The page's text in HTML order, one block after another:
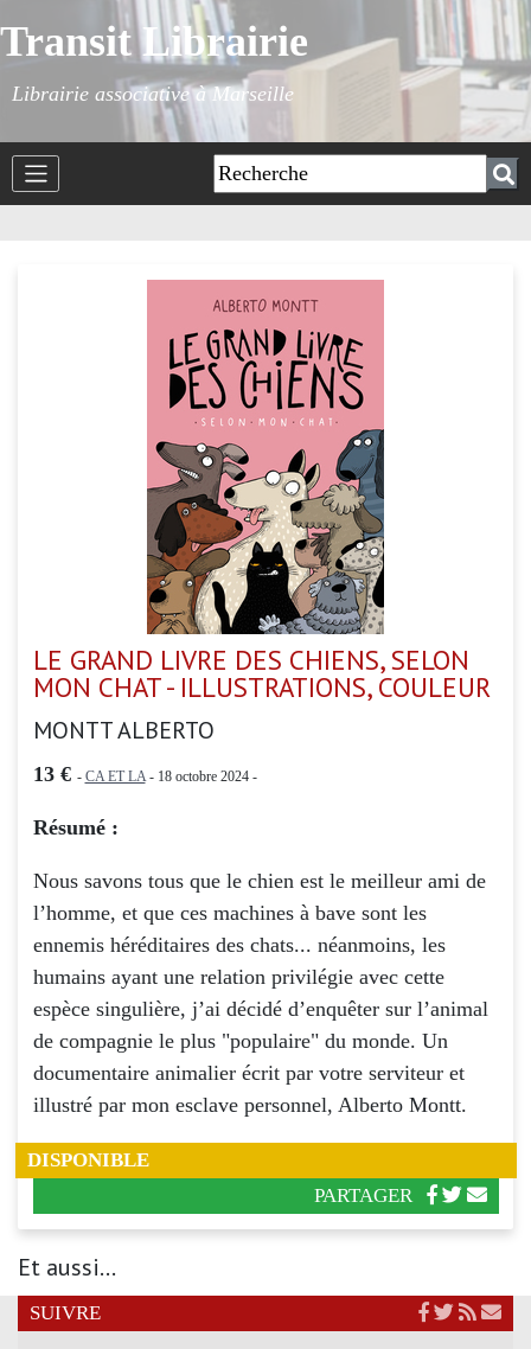
Transit Librairie
Librairie associative à Marseille
LE GRAND LIVRE DES CHIENS, SELON
MON CHAT - ILLUSTRATIONS, COULEUR
MONTT ALBERTO
13 € - CA ET LA- 18 octobre 2024 -
Résumé :
Nous savons tous que le chien est le meilleur ami de
l’homme, et que ces machines à bave sont les
ennemis héréditaires des chats... néanmoins, les
humains ayant une relation privilégie avec cette
espèce singulière, j’ai décidé d’enquêter sur l’animal
de compagnie le plus "populaire" du monde. Un
documentaire animalier écrit par votre serviteur et
illustré par mon esclave personnel, Alberto Montt.
DISPONIBLE
PARTAGER
Et aussi...
SUIVRE